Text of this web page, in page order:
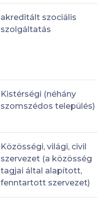
akreditált szociális
szolgáltatás
Kistérségi (néhány
szomszédos település)
Közösségi, világi, civil
szervezet (a közösség
tagjai által alapított,
fenntartott szervezet)